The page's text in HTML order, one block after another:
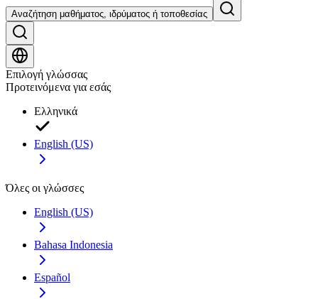
Αναζήτηση μαθήματος, ιδρύματος ή τοποθεσίας
Επιλογή γλώσσας
Προτεινόμενα για εσάς
Ελληνικά
English (US)
Όλες οι γλώσσες
English (US)
Bahasa Indonesia
Español